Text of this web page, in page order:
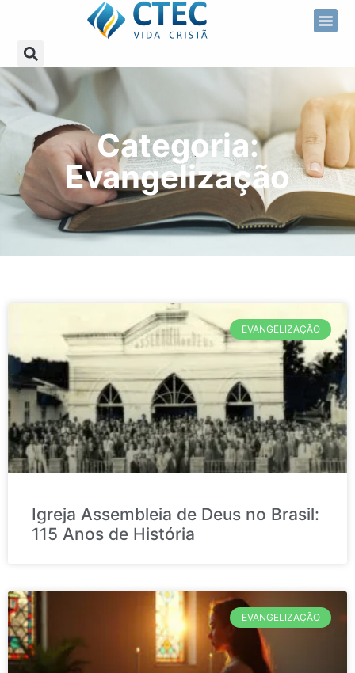
Categoria:
Evangelização
EVANGELIZAÇÃO
Igreja Assembleia de Deus no Brasil:
115 Anos de História
EVANGELIZAÇÃO